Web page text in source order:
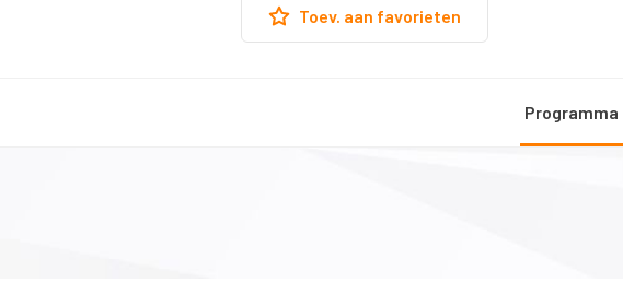
Toev. aan favorieten
Programma